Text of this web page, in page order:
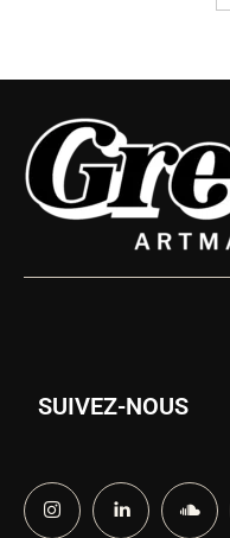
SUIVEZ-NOUS